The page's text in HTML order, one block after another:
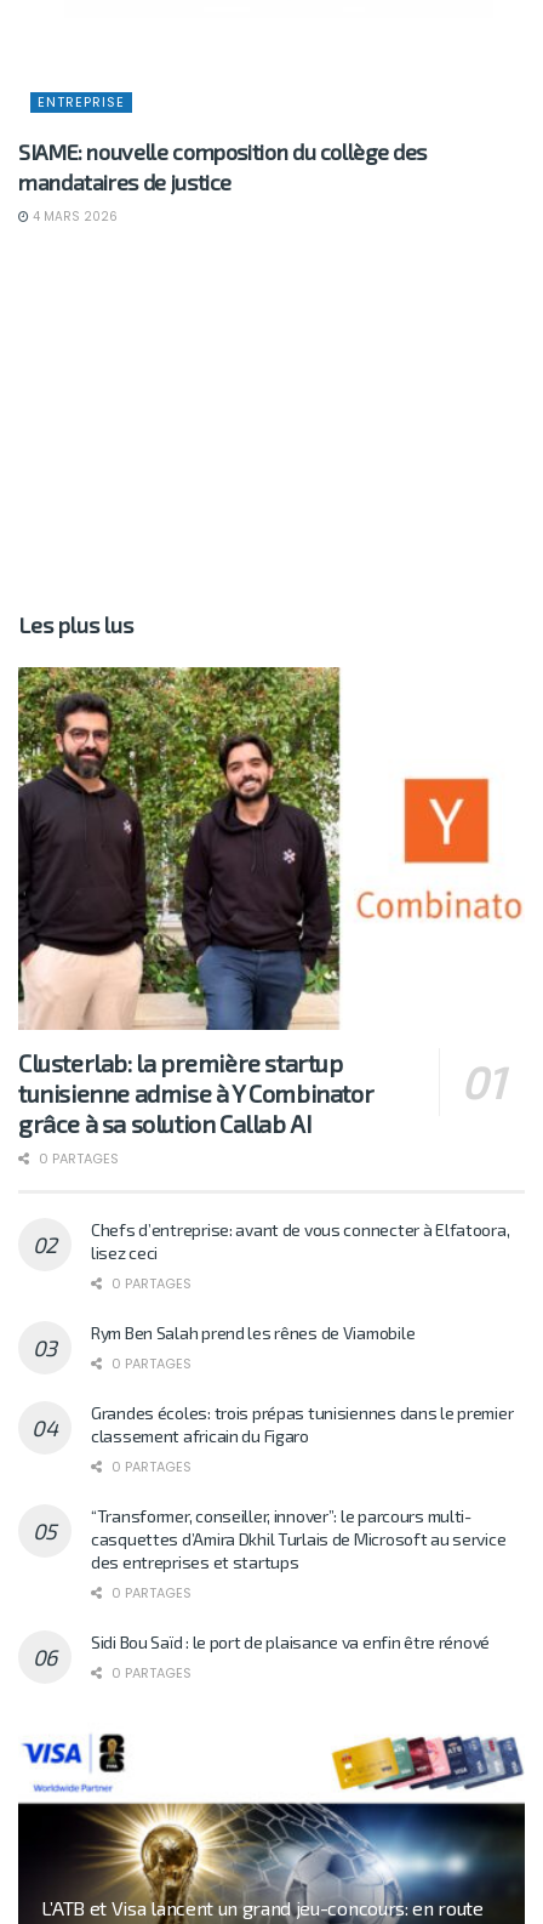
ENTREPRISE
SIAME: nouvelle composition du collège des
mandataires de justice
4 MARS 2026
Les plus lus
Clusterlab: la première startup
tunisienne admise à Y Combinator
grâce à sa solution Callab AI
0 PARTAGES
Chefs d’entreprise: avant de vous connecter à Elfatoora,
lisez ceci
0 PARTAGES
Rym Ben Salah prend les rênes de Viamobile
0 PARTAGES
Grandes écoles: trois prépas tunisiennes dans le premier
classement africain du Figaro
0 PARTAGES
“Transformer, conseiller, innover”: le parcours multi-
casquettes d’Amira Dkhil Turlais de Microsoft au service
des entreprises et startups
0 PARTAGES
Sidi Bou Saïd : le port de plaisance va enfin être rénové
0 PARTAGES
L’ATB et Visa lancent un grand jeu-concours: en route